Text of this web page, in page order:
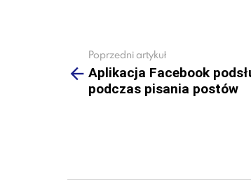
more
Poprzedni artykuł
Aplikacja Facebook
podczas pisania postów